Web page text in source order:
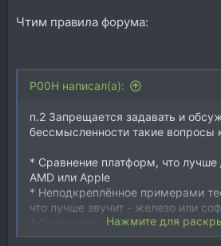
Чтим правила форума:
P00H написал(а):
п.2 Запрещается задавать и
бессмысленности такие вопросы
* Сравнение платформ, что
AMD или Apple
* Неподкреплённое примерами
что лучше звучит - железо или
* Сравнение, какой хост
лучше звучит - Cubase (Nuendo),
Нажмите для